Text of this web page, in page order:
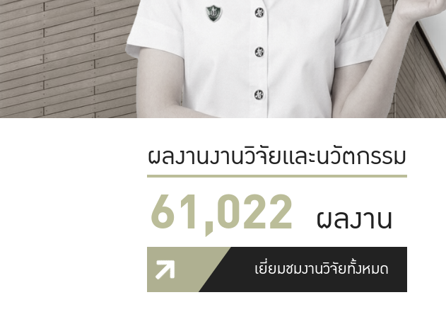
ผลงานงานวิจัยและนวัตกรรม
61,022 ผลงาน
เยี่ยมชมงานวิจัยทั้งหมด